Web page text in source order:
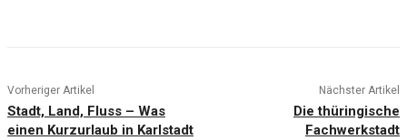
Vorheriger Artikel
Stadt, Land, Fluss – Was
einen Kurzurlaub in Karlstadt
Nächster Artikel
Die thüringische
Fachwerkstadt